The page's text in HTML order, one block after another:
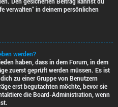
verwalten“ in deinem persönlichen
werden?
haben, dass in dem Forum, in dem
zuerst geprüft werden müssen. Es ist
zu einer Gruppe von Benutzern
erst begutachten möchte, bevor sie
die Board-Administration, wenn